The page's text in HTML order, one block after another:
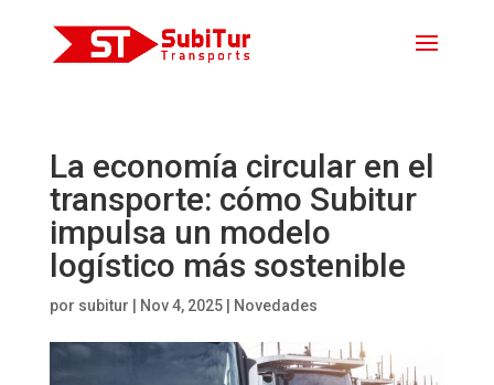
La economía circular en el
transporte: cómo Subitur
impulsa un modelo
logístico más sostenible
por subitur Nov 4, 2025| Novedades